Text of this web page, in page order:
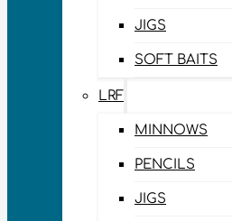
JIGS
SOFT BAITS
LRF
MINNOWS
PENCILS
JIGS